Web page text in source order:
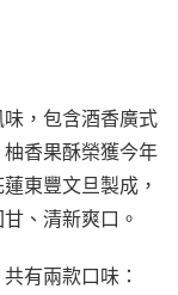
味，包含酒香廣式
香果酥榮獲今年
東豐文旦製成，
、清新爽口。
有兩款口味：